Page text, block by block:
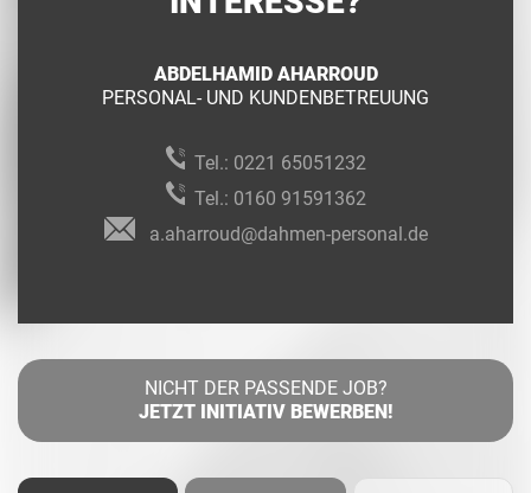
ABDELHAMID AHARROUD
PERSONAL- UND KUNDENBETREUUNG
Tel.: 0221 65051232
Tel.: 0160 91591362
a.aharroud@dahmen-personal.de
NICHT DER PASSENDE JOB?
JETZT INITIATIV BEWERBEN!